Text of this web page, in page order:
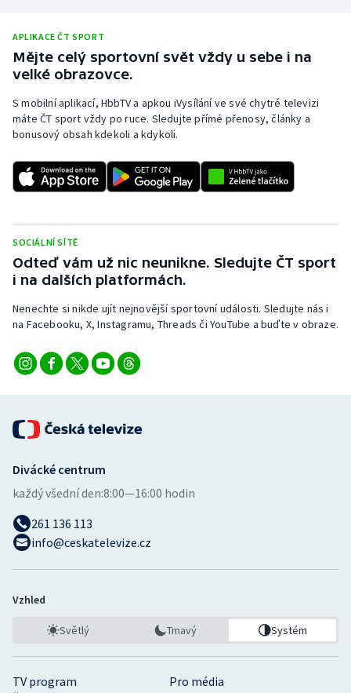
APLIKACE ČT SPORT
Mějte celý sportovní svět vždy u sebe i na
velké obrazovce.
S mobilní aplikací, HbbTV a apkou iVysílání ve své chytré televizi
máte ČT sport vždy po ruce. Sledujte přímé přenosy, články a
bonusový obsah kdekoli a kdykoli.
SOCIÁLNÍ SÍTĚ
Odteď vám už nic neunikne. Sledujte ČT sport
i na dalších platformách.
Nenechte si nikde ujít nejnovější sportovní události. Sledujte nás i
na Facebooku, X, Instagramu, Threads či YouTube a buďte v obraze.
TV program
Pro média
Divácké centrum
každý všední den:8:00—16:00 hodin
261 136 113
info@ceskatelevize.cz
Vzhled
Světlý Tmavý Systém